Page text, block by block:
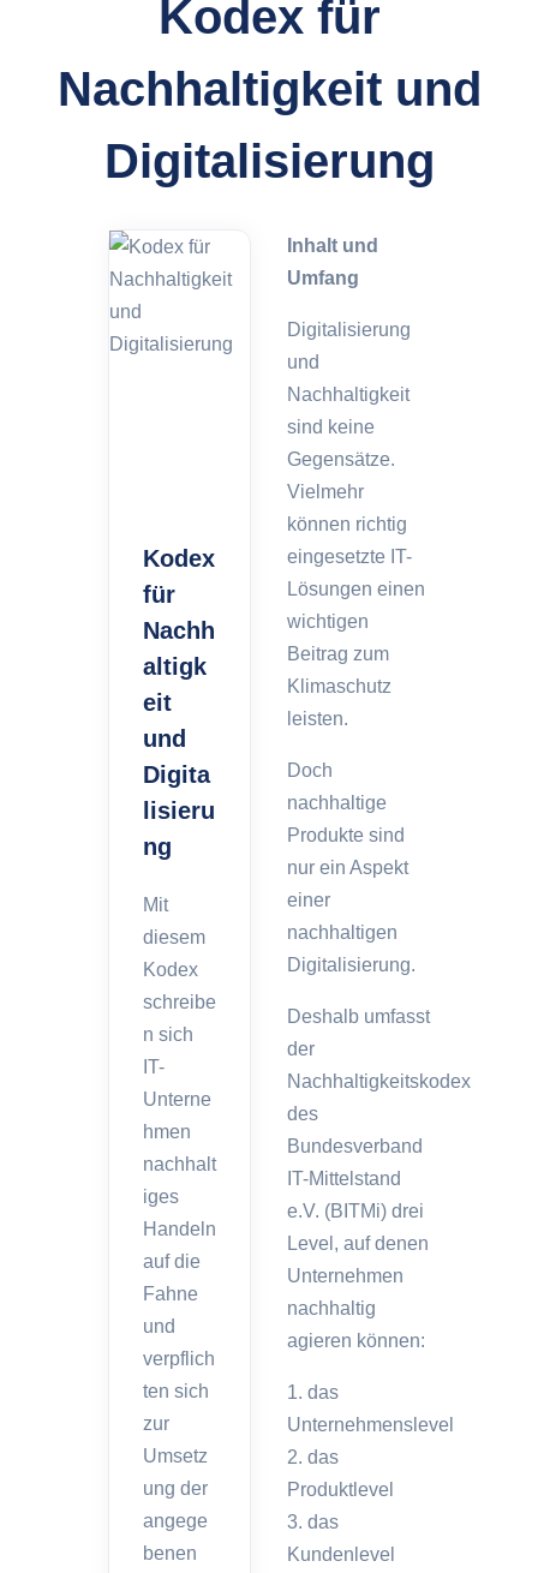
Kodex für
Nachhaltigkeit und
Digitalisierung
Kodex
für
Nachh
altigk
eit
und
Digita
lisieru
ng
Mit
diesem
Kodex
schreibe
n sich
IT-
Unterne
hmen
nachhalt
iges
Handeln
auf die
Fahne
und
verpflich
ten sich
zur
Umsetz
ung der
angege
benen
Inhalt und
Umfang
Digitalisierung
und
Nachhaltigkeit
sind keine
Gegensätze.
Vielmehr
können richtig
eingesetzte IT-
Lösungen einen
wichtigen
Beitrag zum
Klimaschutz
leisten.
Doch
nachhaltige
Produkte sind
nur ein Aspekt
einer
nachhaltigen
Digitalisierung.
Deshalb umfasst
der
Nachhaltigkeitskodex
des
Bundesverband
IT-Mittelstand
e.V. (BITMi) drei
Level, auf denen
Unternehmen
nachhaltig
agieren können:
1. das
Unternehmenslevel
2. das
Produktlevel
3. das
Kundenlevel